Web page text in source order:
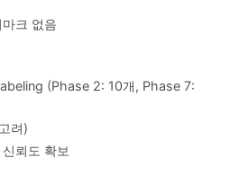
크 없음
(Phase 2: 10개, Phase 7:
려)
뢰도 확보